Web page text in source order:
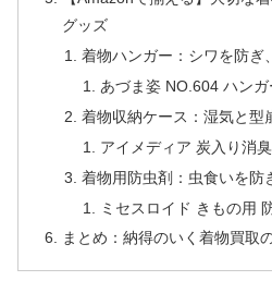
グッズ
着物ハンガー：シワを防ぎ
あづま姿 NO.604 ハン
着物収納ケース：湿気と型
アイメディア 炭入り消
着物用防虫剤：虫食いを防
ミセスロイド きもの用
まとめ：納得のいく着物買取